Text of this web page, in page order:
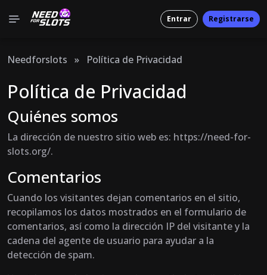
Entrar Registrarse
Needforslots » Política de Privacidad
Política de Privacidad
Quiénes somos
La dirección de nuestro sitio web es: https://need-for-
slots.org/.
Comentarios
Cuando los visitantes dejan comentarios en el sitio,
recopilamos los datos mostrados en el formulario de
comentarios, así como la dirección IP del visitante y la
cadena del agente de usuario para ayudar a la
detección de spam.